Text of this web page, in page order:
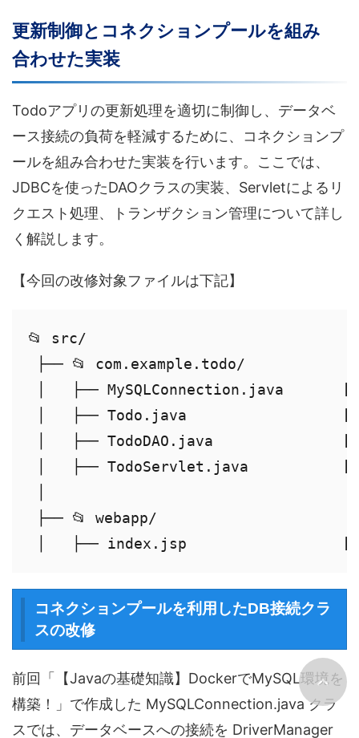
更新制御とコネクションプールを組み
合わせた実装
Todoアプリの更新処理を適切に制御し、データベ
ース接続の負荷を軽減するために、コネクションプ
ールを組み合わせた実装を行います。ここでは、
JDBCを使ったDAOクラスの実装、Servletによるリ
クエスト処理、トランザクション管理について詳し
く解説します。
【今回の改修対象ファイルは下記】
📂 src/
├── 📂 com.example.todo/
│   ├── MySQLConnection.java      【修正
│   ├── Todo.java                 【修正
│   ├── TodoDAO.java              【修
│   ├── TodoServlet.java          【修正
├── 📂 webapp/
コネクションプールを利用したDB接続クラ
スの改修
前回「【Javaの基礎知識】DockerでMySQL環境を
構築！」で作成した MySQLConnection.java クラ
スでは、データベースへの接続を DriverManager